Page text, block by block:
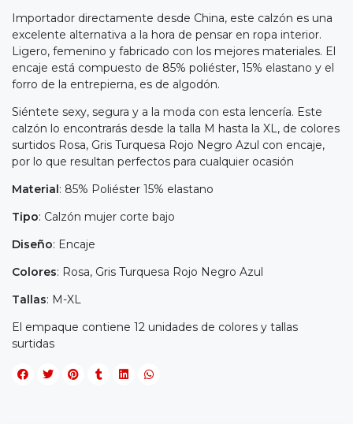
Importador directamente desde China, este calzón es una
excelente alternativa a la hora de pensar en ropa interior.
Ligero, femenino y fabricado con los mejores materiales. El
encaje está compuesto de 85% poliéster, 15% elastano y el
forro de la entrepierna, es de algodón.
Siéntete sexy, segura y a la moda con esta lencería. Este
calzón lo encontrarás desde la talla M hasta la XL, de colores
surtidos Rosa, Gris Turquesa Rojo Negro Azul con encaje,
por lo que resultan perfectos para cualquier ocasión
Material: 85% Poliéster 15% elastano
Tipo: Calzón mujer corte bajo
Diseño: Encaje
Colores: Rosa, Gris Turquesa Rojo Negro Azul
Tallas: M-XL
El empaque contiene 12 unidades de colores y tallas
surtidas